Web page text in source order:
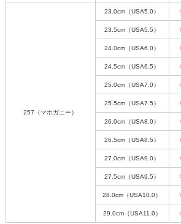
257（マホガニー）
23.0cm（USA5.0）
23.5cm（USA5.5）
24.0cm（USA6.0）
24.5cm（USA6.5）
25.0cm（USA7.0）
25.5cm（USA7.5）
26.0cm（USA8.0）
26.5cm（USA8.5）
27.0cm（USA9.0）
27.5cm（USA9.5）
28.0cm（USA10.0）
29.0cm（USA11.0）